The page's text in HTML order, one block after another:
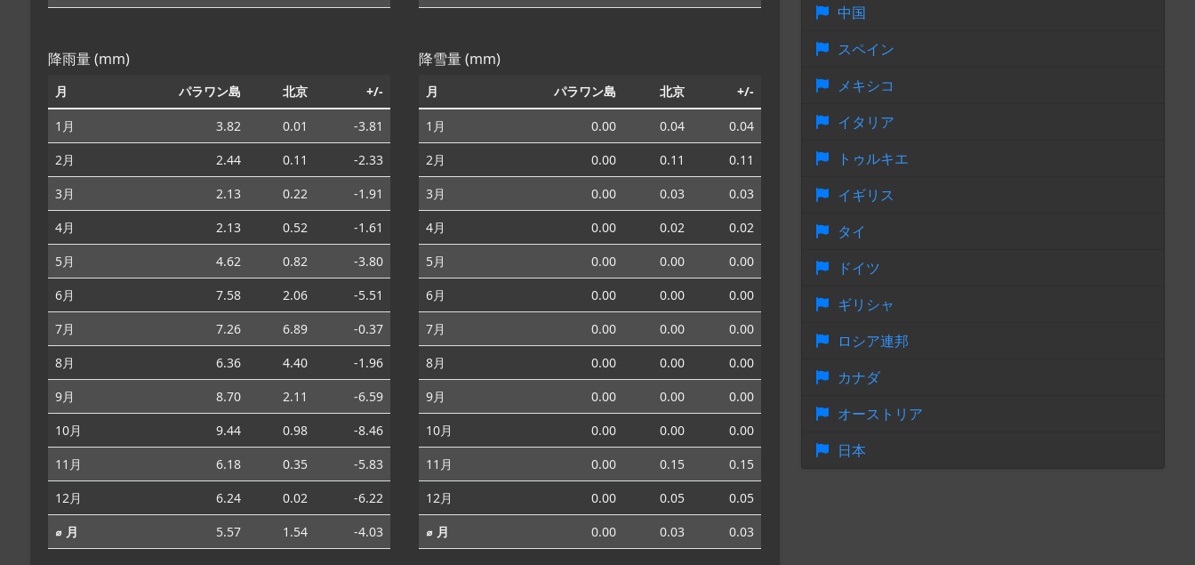
降雨量 (mm)
月 パラワン島 北京 +/-
1月 3.82 0.01
-3.81
2月
2.44 0.11
-2.33
3月
2.13 0.22
-1.91
4月
2.13 0.52
-1.61
5月
4.62 0.82
-3.80
6月
7.58 2.06
-5.51
7月
7.26 6.89
-0.37
8月
6.36 4.40
-1.96
9月
8.70 2.11
-6.59
10月
9.44 0.98
-8.46
11月
6.18 0.35
-5.83
12月
6.24 0.02
-6.22
⌀ 月
5.57 1.54 -4.03
降雪量 (mm)
月 パラワン島 北京 +/-
1月 0.00 0.04
0.04
2月
0.00 0.11
0.11
3月
0.00 0.03
0.03
4月
0.00 0.02
0.02
5月
0.00 0.00
0.00
6月
0.00 0.00
0.00
7月
0.00 0.00
0.00
8月
0.00 0.00
0.00
9月
0.00 0.00
0.00
10月
0.00 0.00
0.00
11月
0.00 0.15
0.15
12月
0.00 0.05
0.05
⌀ 月
0.00 0.03 0.03
中国
スペイン
メキシコ
イタリア
トゥルキエ
イギリス
タイ
ドイツ
ギリシャ
ロシア連邦
カナダ
オーストリア
日本